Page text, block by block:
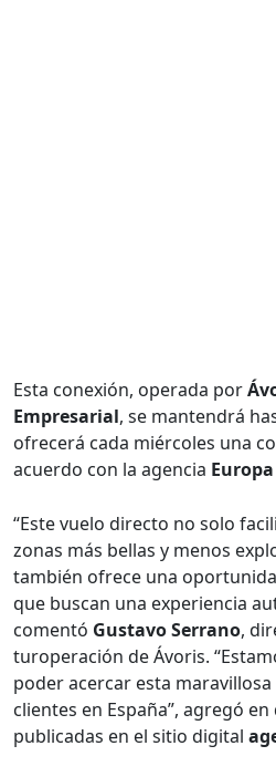
Esta conexión, operada por
Empresarial, se mantendrá
ofrecerá cada miércoles una
acuerdo con la agencia
“Este vuelo directo no solo
zonas más bellas y menos
también ofrece una
que buscan una experiencia
comentó Gustavo Serrano,
turoperación de Ávoris.
poder acercar esta
clientes en España”, agregó
publicadas en el sitio digital